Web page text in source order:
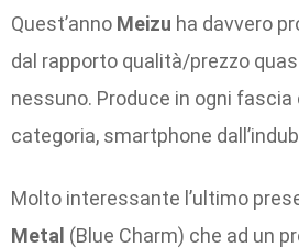
Quest’anno Meizu ha davvero
dal rapporto qualità/prezzo
nessuno. Produce in ogni fascia
categoria, smartphone
Molto interessante l’ultimo
Metal (Blue Charm) che ad un